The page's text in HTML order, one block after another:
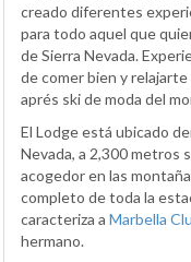
creado diferentes
para todo aquel que
de Sierra Nevada.
de comer bien y
aprés ski de moda del
El Lodge está ubicado
Nevada, a 2,300 metros
acogedor en las
completo de toda la
caracteriza a Marbella
hermano.